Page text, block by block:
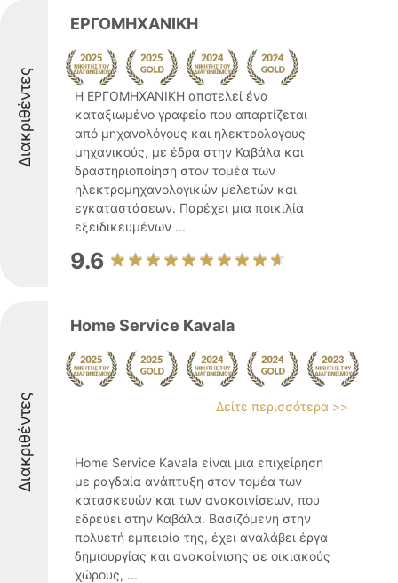
Διακριθέντες
ΕΡΓΟΜΗΧΑΝΙΚΗ
Η ΕΡΓΟΜΗΧΑΝΙΚΗ αποτελεί ένα
καταξιωμένο γραφείο που απαρτίζεται
από μηχανολόγους και ηλεκτρολόγους
μηχανικούς, με έδρα στην Καβάλα και
δραστηριοποίηση στον τομέα των
ηλεκτρομηχανολογικών μελετών και
εγκαταστάσεων. Παρέχει μια ποικιλία
εξειδικευμένων ...
9.6
Διακριθέντες
Home Service Kavala
Δείτε περισσότερα >>
Home Service Kavala είναι μια επιχείρηση
με ραγδαία ανάπτυξη στον τομέα των
κατασκευών και των ανακαινίσεων, που
εδρεύει στην Καβάλα. Βασιζόμενη στην
πολυετή εμπειρία της, έχει αναλάβει έργα
δημιουργίας και ανακαίνισης σε οικιακούς
χώρους, ...